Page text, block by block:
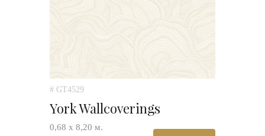
# GT4529
York Wallcoverings
0,68 х 8,20 м.